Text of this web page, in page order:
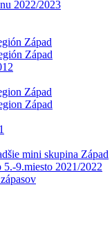
2022/2023
Západ
Západ
Západ
Západ
mini skupina Západ
9.miesto 2021/2022